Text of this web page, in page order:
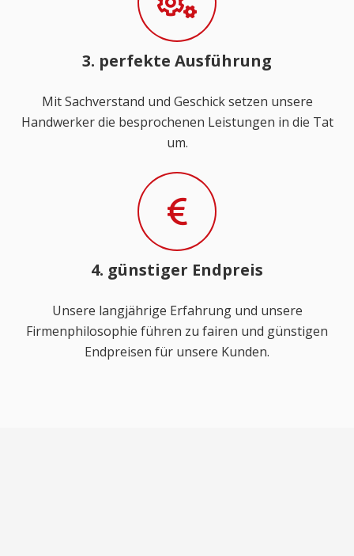
3. perfekte Ausführung
Mit Sachverstand und Geschick setzen unsere
Handwerker die besprochenen Leistungen in die Tat
um.
4. günstiger Endpreis
Unsere langjährige Erfahrung und unsere
Firmenphilosophie führen zu fairen und günstigen
Endpreisen für unsere Kunden.